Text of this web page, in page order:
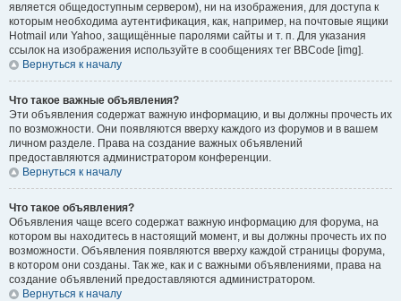
является общедоступным сервером), ни на изображения, для доступа к
которым необходима аутентификация, как, например, на почтовые ящики
Hotmail или Yahoo, защищённые паролями сайты и т. п. Для указания
ссылок на изображения используйте в сообщениях тег BBCode [img].
Вернуться к началу
Что такое важные объявления?
Эти объявления содержат важную информацию, и вы должны прочесть их
по возможности. Они появляются вверху каждого из форумов и в вашем
личном разделе. Права на создание важных объявлений
предоставляются администратором конференции.
Вернуться к началу
Что такое объявления?
Объявления чаще всего содержат важную информацию для форума, на
котором вы находитесь в настоящий момент, и вы должны прочесть их по
возможности. Объявления появляются вверху каждой страницы форума,
в котором они созданы. Так же, как и с важными объявлениями, права на
создание объявлений предоставляются администратором.
Вернуться к началу